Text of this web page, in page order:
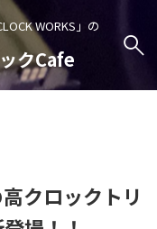
WORKS」の
クCafe
クロックトリ